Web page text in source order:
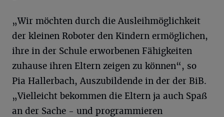
„Wir möchten durch die Ausleihmöglichkeit
der kleinen Roboter den Kindern ermöglichen,
ihre in der Schule erworbenen Fähigkeiten
zuhause ihren Eltern zeigen zu können“, so
Pia Hallerbach, Auszubildende in der der BiB.
„Vielleicht bekommen die Eltern ja auch Spaß
an der Sache - und programmieren